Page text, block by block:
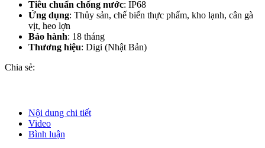
Tiêu chuẩn chống nước: IP68
Ứng dụng: Thủy sản, chế biến thực phẩm, kho lạnh, cân gà
vịt, heo lợn
Bảo hành: 18 tháng
Thương hiệu: Digi (Nhật Bản)
Chia sẻ:
Nội dung chi tiết
Video
Bình luận